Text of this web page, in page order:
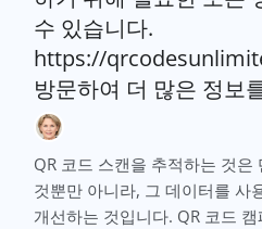
수 있습니다.
https://
방문하여 더 많은 정보
QR 코드 스캔을 추적하는 것
것뿐만 아니라, 그 데이터를 사
개선하는 것입니다. QR 코드